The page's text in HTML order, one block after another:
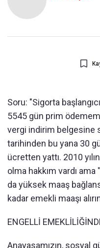
Soru: "Sigorta
5545 gün prim
vergi indirim belgesine
tarihinden bu yana 30
ücretten yattı. 2010
olma hakkım vardı
da yüksek maaş
kadar emekli maaşı
ENGELLİ
Anayasamızın, sosyal